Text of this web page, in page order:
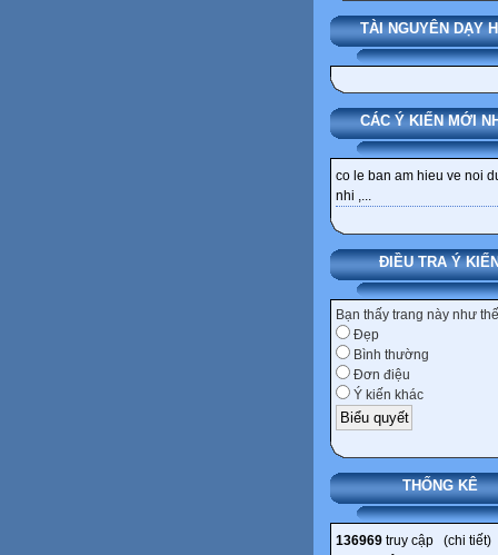
TÀI NGUYÊN DẠY
CÁC Ý KIẾN MỚI
co le ban am hieu ve noi
nhi ,...
ĐIỀU TRA Ý KIẾN
Bạn thấy trang này như
Đẹp
Bình thường
Đơn điệu
Ý kiến khác
THỐNG KÊ
136969 truy cập (chi tiết)